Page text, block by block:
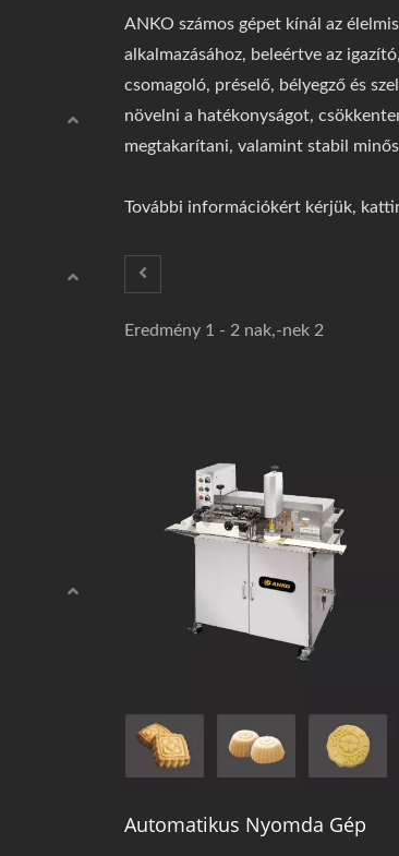
ANKO számos gépet kínál az
alkalmazásához, beleértve az
csomagoló, préselő, bélyegző és
növelni a hatékonyságot,
megtakarítani, valamint stabil
További információkért kérjük,
Eredmény 1 - 2 nak,-nek 2
Automatikus Nyomda Gép